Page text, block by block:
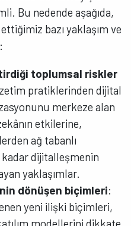
Bu nedende aşağıda,
bazı yaklaşım ve
toplumsal riskler
pratiklerinden dijital
merkeze alan
etkilerine,
ağ tabanlı
dijitalleşmenin
yaklaşımlar.
dönüşen biçimleri:
yeni ilişki biçimleri,